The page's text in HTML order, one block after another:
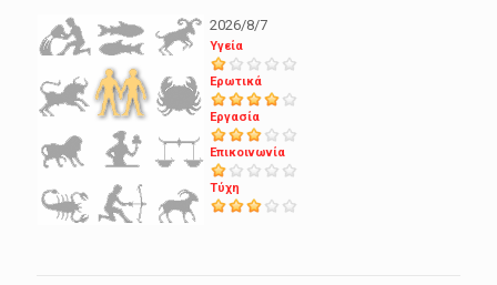
2026/8/7
Υγεία
Ερωτικά
Εργασία
Επικοινωνία
Τύχη